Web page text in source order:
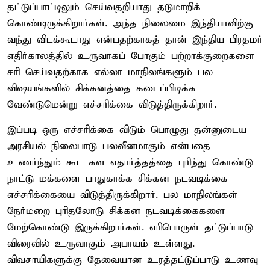
தட்டுப்பாட்டிலும் செய்வதறியாது தடுமாறிக்
கொண்டிருக்கிறார்கள். அந்த நிலைமை இந்தியாவிற்கு
வந்து விடக்கூடாது என்பதற்காகத் தான் இந்திய பிரதமர்
எதிர்காலத்தில் உருவாகப் போகும் பற்றாக்குறைகளை
சரி செய்வதற்காக எல்லா மாநிலங்களும் பல
விஷயங்களில் சிக்கனத்தை கடைப்பிடிக்க
வேண்டுமென்று எச்சரிக்கை விடுத்திருக்கிறார்.
இப்படி ஒரு எச்சரிக்கை விடும் பொழுது தன்னுடைய
அரசியல் நிலைபாடு பலவீனமாகும் என்பதை
உணர்ந்தும் கூட கள எதார்த்தத்தை புரிந்து கொண்டு
நாட்டு மக்களை பாதுகாக்க சிக்கன நடவடிக்கை
எச்சரிக்கையை விடுத்திருக்கிறார். பல மாநிலங்கள்
நேர்மறை புரிதலோடு சிக்கன நடவடிக்கைகளை
மேற்கொண்டு இருக்கிறார்கள். எரிபொருள் தட்டுப்பாடு
விரைவில் உருவாகும் அபாயம் உள்ளது.
விவசாயிகளுக்கு தேவையான உரத்தட்டுப்பாடு உணவு